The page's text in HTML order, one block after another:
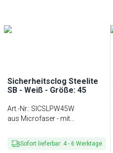
Sicherheitsclog Steelite
SB - Weiß - Größe: 45
Art.-Nr.: SICSLPW45W
aus Microfaser - mit
Sofort lieferbar: 4- 6 Werktage